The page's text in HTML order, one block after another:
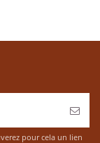
pour cela un lien